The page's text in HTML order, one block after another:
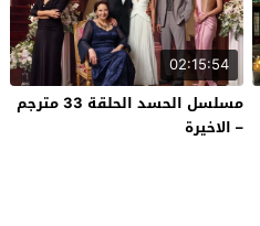
02:15:54
مسلسل الحسد الحلقة 33 مترجم
– الاخيرة